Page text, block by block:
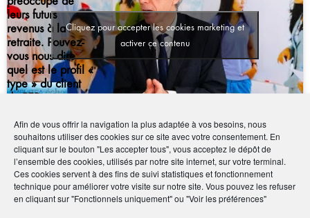
Afin de vous offrir la navigation la plus adaptée à vos besoins, nous
souhaitons utiliser des cookies sur ce site avec votre consentement. En
cliquant sur le bouton "Les accepter tous", vous acceptez le dépôt de
l’ensemble des cookies, utilisés par notre site internet, sur votre terminal.
Ces cookies servent à des fins de suivi statistiques et fonctionnement
technique pour améliorer votre visite sur notre site. Vous pouvez les refuser
en cliquant sur "Fonctionnels uniquement" ou "Voir les préférences"
transformation de
leur ancien
contrat ?
leurs futurs
revenus à la
retraite. Pouvez-
vous nous dire
quel est le profil «
type » du client
du PER, et
individuel, appelé
le PERI ?
Cliquez pour accepter les cookies marketing et
activer ce contenu
Question n°6